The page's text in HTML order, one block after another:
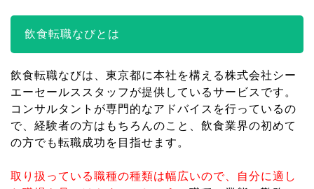
飲食転職なびとは
飲食転職なびは、東京都に本社を構える株式会社シー
エーセールススタッフが提供しているサービスです。
コンサルタントが専門的なアドバイスを行っているの
で、経験者の方はもちろんのこと、飲食業界の初めて
の方でも転職成功を目指せます。
取り扱っている職種の種類は幅広いので、自分に適し